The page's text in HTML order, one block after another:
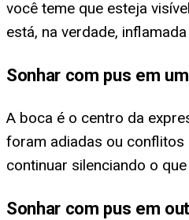
você teme que esteja
está, na verdade,
Sonhar com pus em
A boca é o centro da
foram adiadas ou conflitos
continuar silenciando o
Sonhar com pus em